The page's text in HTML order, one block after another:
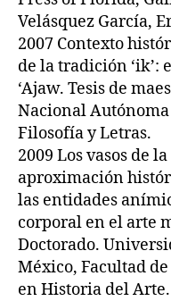
Velásquez García,
2007 Contexto
de la tradición ‘ik’:
‘Ajaw. Tesis de
Nacional
Filosofía y Letras.
2009 Los vasos de
aproximación
las entidades
corporal en el arte
Doctorado.
México, Facultad
en Historia del Arte.